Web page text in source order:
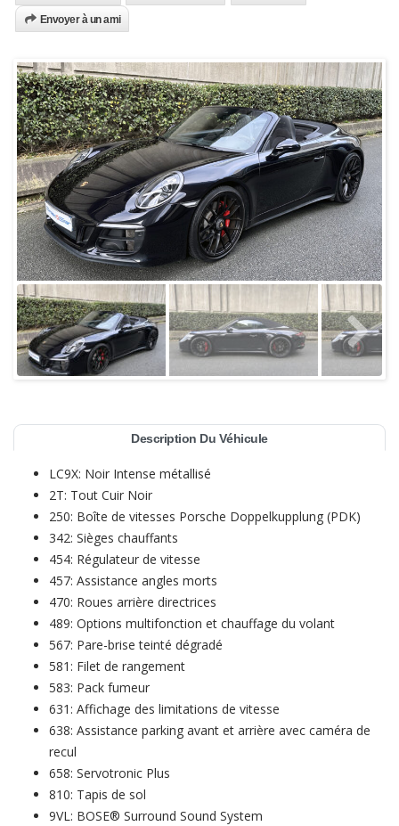
Envoyer à un ami
Description Du Véhicule
LC9X: Noir Intense métallisé
2T: Tout Cuir Noir
250: Boîte de vitesses Porsche Doppelkupplung (PDK)
342: Sièges chauffants
454: Régulateur de vitesse
457: Assistance angles morts
470: Roues arrière directrices
489: Options multifonction et chauffage du volant
567: Pare-brise teinté dégradé
581: Filet de rangement
583: Pack fumeur
631: Affichage des limitations de vitesse
638: Assistance parking avant et arrière avec caméra de
recul
658: Servotronic Plus
810: Tapis de sol
9VL: BOSE® Surround Sound System